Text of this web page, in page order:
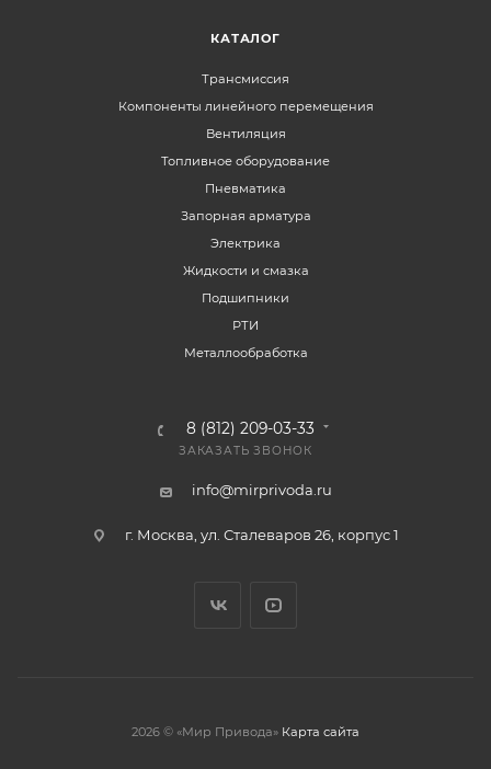
КАТАЛОГ
Трансмиссия
Компоненты линейного перемещения
Вентиляция
Топливное оборудование
Пневматика
Запорная арматура
Электрика
Жидкости и смазка
Подшипники
РТИ
Металлообработка
8 (812) 209-03-33
ЗАКАЗАТЬ ЗВОНОК
info@mirprivoda.ru
г. Москва, ул. Сталеваров 26, корпус 1
2026 © «Мир Привода» Карта сайта